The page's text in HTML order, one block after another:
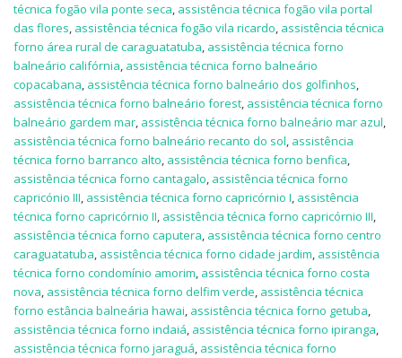
técnica fogão vila ponte seca, assistência técnica fogão vila portal
das flores, assistência técnica fogão vila ricardo, assistência técnica
forno área rural de caraguatatuba, assistência técnica forno
balneário califórnia, assistência técnica forno balneário
copacabana, assistência técnica forno balneário dos golfinhos,
assistência técnica forno balneário forest, assistência técnica forno
balneário gardem mar, assistência técnica forno balneário mar azul,
assistência técnica forno balneário recanto do sol, assistência
técnica forno barranco alto, assistência técnica forno benfica,
assistência técnica forno cantagalo, assistência técnica forno
capricónio III, assistência técnica forno capricórnio I, assistência
técnica forno capricórnio II, assistência técnica forno capricórnio III,
assistência técnica forno caputera, assistência técnica forno centro
caraguatatuba, assistência técnica forno cidade jardim, assistência
técnica forno condomínio amorim, assistência técnica forno costa
nova, assistência técnica forno delfim verde, assistência técnica
forno estância balneária hawai, assistência técnica forno getuba,
assistência técnica forno indaiá, assistência técnica forno ipiranga,
assistência técnica forno jaraguá, assistência técnica forno